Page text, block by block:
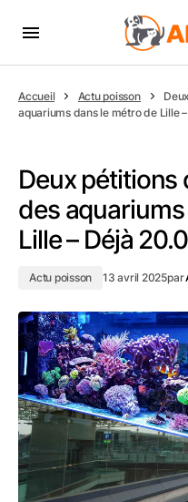
Accueil Actu poisson
aquariums dans le métro de Lille
Deux pétitions
des
Lille – Déjà
Actu poisson 13 avril 2025par